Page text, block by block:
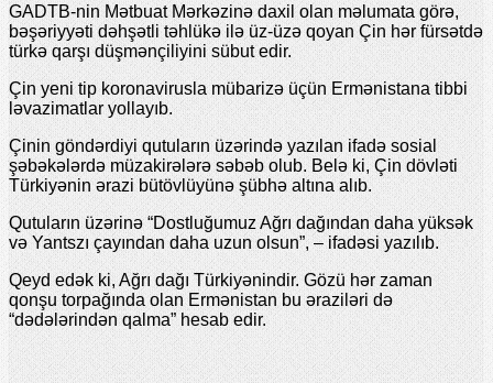
GADTB-nin Mətbuat Mərkəzinə daxil olan məlumata görə,
bəşəriyyəti dəhşətli təhlükə ilə üz-üzə qoyan Çin hər fürsətdə
türkə qarşı düşmənçiliyini sübut edir.
Çin yeni tip koronavirusla mübarizə üçün Ermənistana tibbi
ləvazimatlar yollayıb.
Çinin göndərdiyi qutuların üzərində yazılan ifadə sosial
şəbəkələrdə müzakirələrə səbəb olub. Belə ki, Çin dövləti
Türkiyənin ərazi bütövlüyünə şübhə altına alıb.
Qutuların üzərinə “Dostluğumuz Ağrı dağından daha yüksək
və Yantszı çayından daha uzun olsun”, – ifadəsi yazılıb.
Qeyd edək ki, Ağrı dağı Türkiyənindir. Gözü hər zaman
qonşu torpağında olan Ermənistan bu əraziləri də
“dədələrindən qalma” hesab edir.